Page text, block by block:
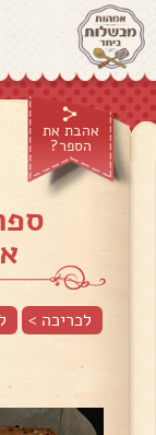
אהבת את
הספר?
לכריכה >